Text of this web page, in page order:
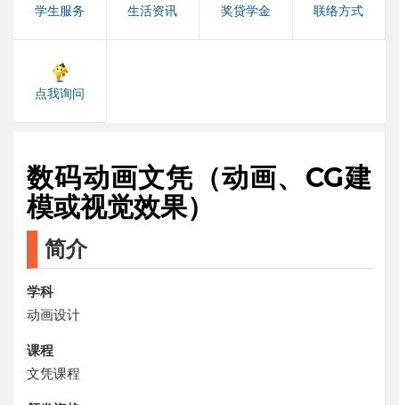
学生服务 生活资讯 奖贷学金 联络方式
点我询问
数码动画文凭（动画、CG建
模或视觉效果）
简介
学科
动画设计
课程
文凭课程